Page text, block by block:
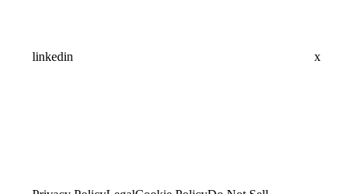
linkedin x